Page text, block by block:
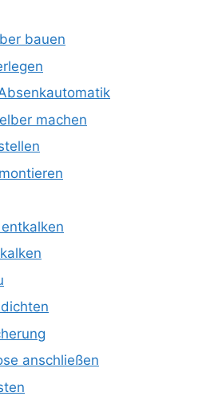
bauen
machen
anschließen